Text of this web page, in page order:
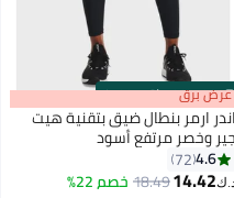
00m:00s
·باقي 100% عرض برق
ارمر بنطال ضيق بتقنية هيت
جير وخصر مرتفع أسود
4.6
72
14.42
18.49خصم 22%